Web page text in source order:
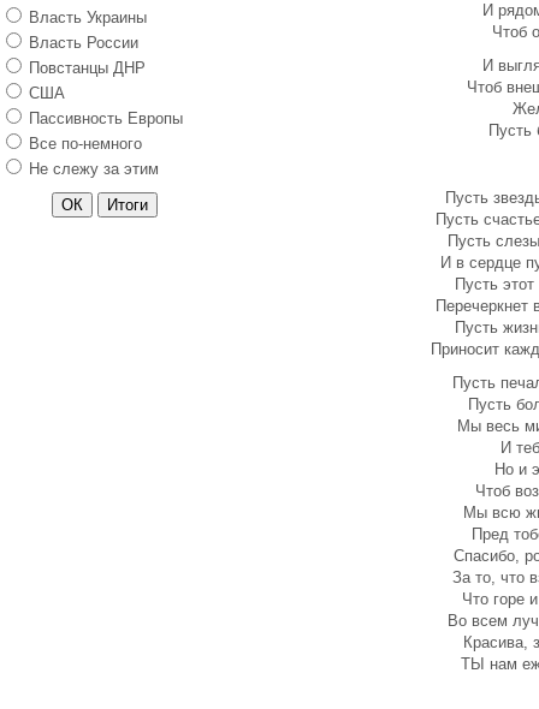
И
Чтоб
И
Чтоб
Пусть
Пусть
Пусть
Пусть
И в сердце
Пусть
Перечеркнет
Пусть
Приносит
Пусть
Пусть
Мы весь
И
Но и
Чтоб
Мы всю
Пред
Спасибо,
За то, что
Что горе
Во всем
Красива,
ТЫ нам
Поздравления с 9 мая -
День Победы
Поздравление с днем
святого Николая
Когда стричь волосы?
Поздравления 14 февраля
13 число - понедельник
Власть Украины
Власть России
Повстанцы ДНР
США
Пассивность Европы
Все по-немного
Не слежу за этим